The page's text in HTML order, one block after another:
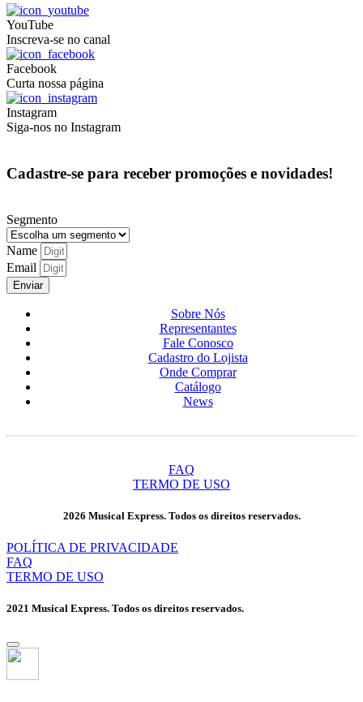
YouTube
Inscreva-se no canal
Facebook
Curta nossa página
Instagram
Siga-nos no Instagram
Cadastre-se para receber promoções e novidades!
Segmento
Name
Email
Enviar
Sobre Nós
Representantes
Fale Conosco
Cadastro do Lojista
Onde Comprar
Catálogo
News
FAQ
TERMO DE USO
2026 Musical Express. Todos os direitos reservados.
POLÍTICA DE PRIVACIDADE
FAQ
TERMO DE USO
2021 Musical Express. Todos os direitos reservados.